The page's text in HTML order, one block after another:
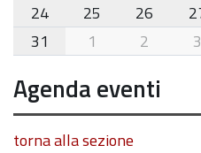
24
25 26
31
1 2 3
Agenda eventi
torna alla sezione